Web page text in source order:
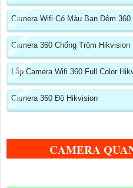
Camera Wifi Có Màu Ban Đêm 360
Camera 360 Chống Trộm Hikvision
Lắp Camera Wifi 360 Full Color
Camera 360 Độ Hikvision
CAMERA